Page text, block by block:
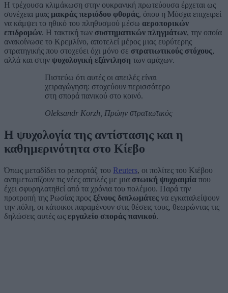
Η τρέχουσα κλιμάκωση στην ουκρανική πρωτεύουσα έρχεται ως
συνέχεια μιας μακράς περιόδου φθοράς, όπου η Μόσχα επιχειρεί
να κάμψει το ηθικό του πληθυσμού μέσω αεροπορικών
επιδρομών. Η τακτική των συστηματικών πληγμάτων, την οποία
ανακοίνωσε το Κρεμλίνο, αποτελεί μέρος μιας ευρύτερης
στρατηγικής που στοχεύει όχι μόνο σε στρατιωτικούς στόχους,
αλλά και στην ψυχολογική εξάντληση των αμάχων.
Πιστεύω ότι αυτές οι απειλές είναι
χειραγώγηση: στοχεύουν περισσότερο
στη σπορά πανικού στο κοινό.
Oleksandr Korzh, Πρώην στρατιωτικός
Η ψυχολογία της αντίστασης και η
καθημερινότητα στο Κίεβο
Όπως μεταδίδει το ρεπορτάζ του Reuters, οι πολίτες του Κιέβου
αντιμετωπίζουν τις νέες απειλές με μια στωική ψυχραιμία που
έχει σφυρηλατηθεί από τα χρόνια του πολέμου. Παρά την
προτροπή της Ρωσίας προς ξένους διπλωμάτες να εγκαταλείψουν
την πόλη, οι κάτοικοι παραμένουν στις θέσεις τους, θεωρώντας τις
δηλώσεις αυτές ως εργαλείο σποράς πανικού.